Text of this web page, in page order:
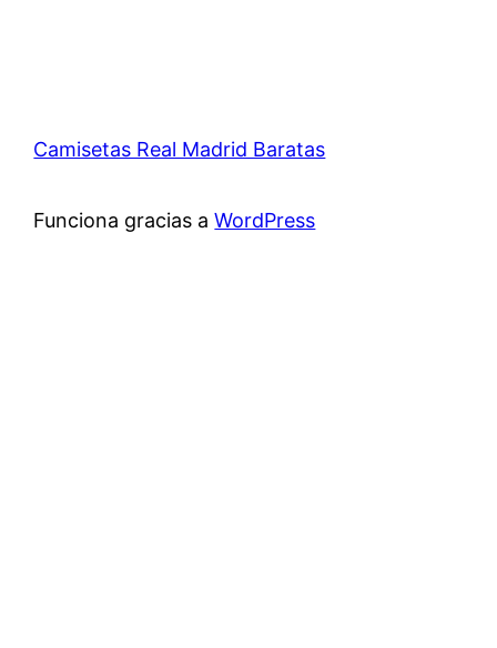
Camisetas Real Madrid Baratas
Funciona gracias aWordPress